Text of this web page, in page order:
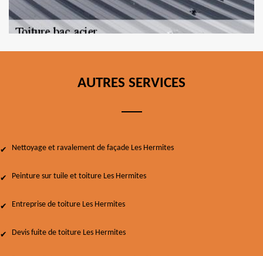
AUTRES SERVICES
Nettoyage et ravalement de façade Les Hermites
Peinture sur tuile et toiture Les Hermites
Entreprise de toiture Les Hermites
Devis fuite de toiture Les Hermites